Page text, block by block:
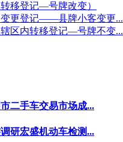
移登记—号牌改变）
变更登记——县牌小客变更...
区内转移登记—号牌不变...
二手车交易市场成...
研宏盛机动车检测...